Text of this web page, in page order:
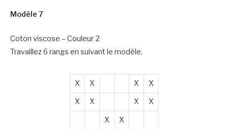
Modèle 7
Coton viscose – Couleur 2
Travaillez 6 rangs en suivant le modèle.
X X X X
X X X X
X X